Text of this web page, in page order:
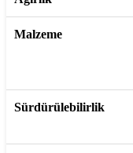
Malzeme
Sürdürülebilirlik